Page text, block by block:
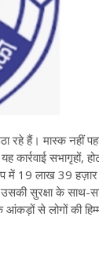
रहे हैं। मास्क नहीं
कार्रवाई सभागृहों,
रूप में 19 लाख 39
सुरक्षा के साथ-
से लोगों की